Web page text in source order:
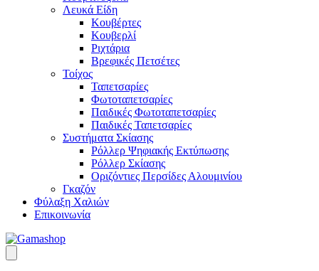
Λευκά Είδη
Κουβέρτες
Κουβερλί
Ριχτάρια
Βρεφικές Πετσέτες
Τοίχος
Ταπετσαρίες
Φωτοταπετσαρίες
Παιδικές Φωτοταπετσαρίες
Παιδικές Ταπετσαρίες
Συστήματα Σκίασης
Ρόλλερ Ψηφιακής Εκτύπωσης
Ρόλλερ Σκίασης
Οριζόντιες Περσίδες Αλουμινίου
Γκαζόν
Φύλαξη Χαλιών
Επικοινωνία